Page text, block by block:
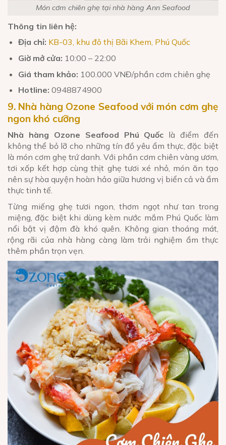
Món cơm chiên ghẹ tại nhà hàng Ann Seafood
Thông tin liên hệ:
Địa chỉ: KB-03, khu đô thị Bãi Khem, Phú Quốc
Giờ mở cửa: 10:00 – 22:00
Giá tham khảo: 100.000 VNĐ/phần cơm chiên ghẹ
Hotline: 0948874900
9. Nhà hàng Ozone Seafood với món cơm ghẹ
ngon khó cưỡng
Nhà hàng Ozone Seafood Phú Quốc là điểm đến
không thể bỏ lỡ cho những tín đồ yêu ẩm thực, đặc biệt
là món cơm ghẹ trứ danh. Với phần cơm chiên vàng ươm,
tơi xốp kết hợp cùng thịt ghẹ tươi xé nhỏ, món ăn tạo
nên sự hòa quyện hoàn hảo giữa hương vị biển cả và ẩm
thực tinh tế.
Từng miếng ghẹ tươi ngon, thơm ngọt như tan trong
miệng, đặc biệt khi dùng kèm nước mắm Phú Quốc làm
nổi bật vị đậm đà khó quên. Không gian thoáng mát,
rộng rãi của nhà hàng càng làm trải nghiệm ẩm thực
thêm phần trọn vẹn.